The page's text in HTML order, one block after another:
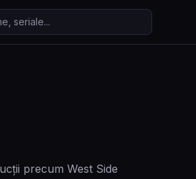
seriale
precum West Side